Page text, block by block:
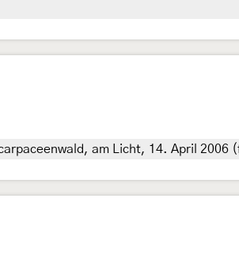
am Licht, 14. April 2006